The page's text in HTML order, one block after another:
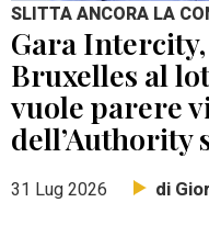
SLITTA ANCORA LA
Gara
Bruxelles al
vuole parere
dell’Authority
31 Lug 2026 di